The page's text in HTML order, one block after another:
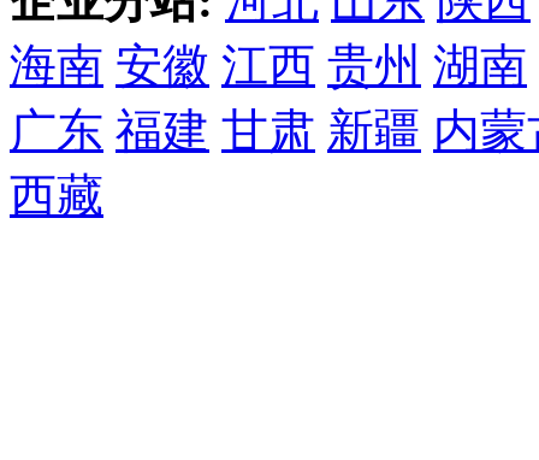
海南 安徽 江西 贵州 湖南
广东 福建 甘肃 新疆 内蒙
西藏